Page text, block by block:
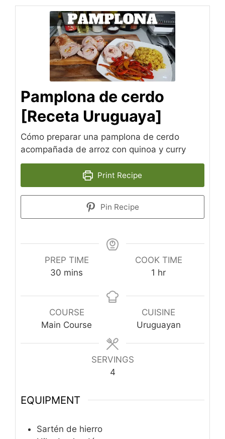
Pamplona de cerdo
[Receta Uruguaya]
Cómo preparar una pamplona de cerdo
acompañada de arroz con quinoa y curry
Print Recipe
Pin Recipe
PREP TIME
30 minutes
mins
COOK TIME
1 hour
hr
COURSE
Main Course
CUISINE
Uruguayan
SERVINGS
4
EQUIPMENT
Sartén de hierro